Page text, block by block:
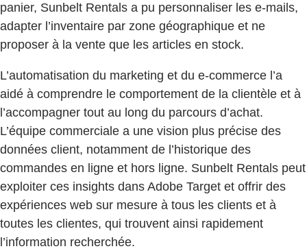
panier, Sunbelt Rentals a pu personnaliser les e-mails,
adapter l’inventaire par zone géographique et ne
proposer à la vente que les articles en stock.
L’automatisation du marketing et du e-commerce l’a
aidé à comprendre le comportement de la clientèle et à
l’accompagner tout au long du parcours d’achat.
L’équipe commerciale a une vision plus précise des
données client, notamment de l’historique des
commandes en ligne et hors ligne. Sunbelt Rentals peut
exploiter ces insights dans Adobe Target et offrir des
expériences web sur mesure à tous les clients et à
toutes les clientes, qui trouvent ainsi rapidement
l’information recherchée.